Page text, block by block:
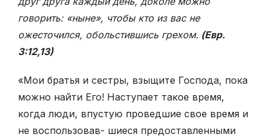
говорить: «ныне», чтобы кто из вас не
ожесточился, обольстившись грехом. (Евр.
3:12,13)
«Мои братья и сестры, взыщите Господа, пока
можно найти Его! Наступает такое время,
когда люди, впустую проведшие свое время и
не воспользовав- шиеся предоставленными